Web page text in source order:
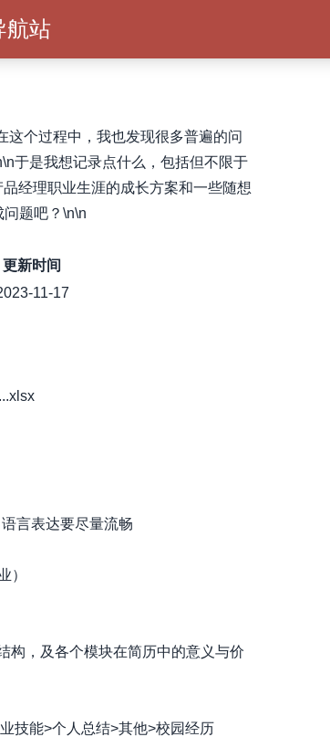
航站
这个过程中，我也发现很多普遍的问
于是我想记录点什么，包括但不限于
经理职业生涯的成长方案和一些随想
题吧？\n\n
更新时间
11-17
言表达要尽量流畅
）
构，及各个模块在简历中的意义与价
技能>个人总结>其他>校园经历